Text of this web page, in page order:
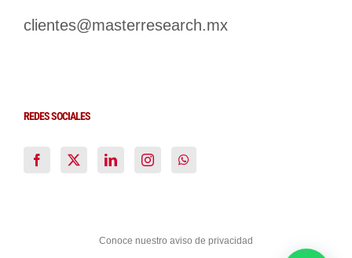
clientes@masterresearch.mx
REDES SOCIALES
Conoce nuestro aviso de privacidad